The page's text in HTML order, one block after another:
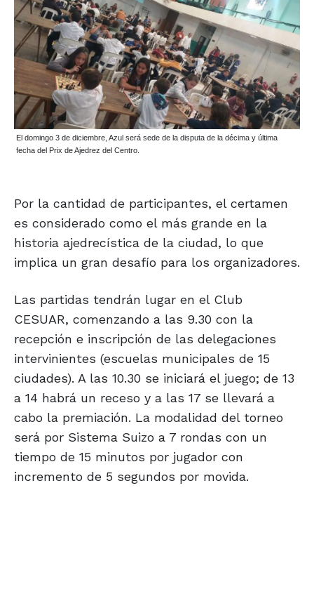
El domingo 3 de diciembre, Azul será sede de la disputa de la décima y última
fecha del Prix de Ajedrez del Centro.
Por la cantidad de participantes, el certamen
es considerado como el más grande en la
historia ajedrecística de la ciudad, lo que
implica un gran desafío para los organizadores.
Las partidas tendrán lugar en el Club
CESUAR, comenzando a las 9.30 con la
recepción e inscripción de las delegaciones
intervinientes (escuelas municipales de 15
ciudades). A las 10.30 se iniciará el juego; de 13
a 14 habrá un receso y a las 17 se llevará a
cabo la premiación. La modalidad del torneo
será por Sistema Suizo a 7 rondas con un
tiempo de 15 minutos por jugador con
incremento de 5 segundos por movida.